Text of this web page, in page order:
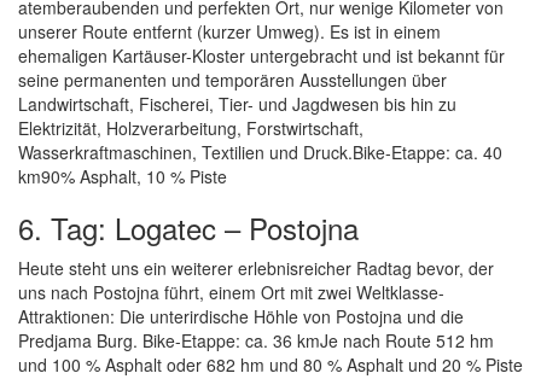
atemberaubenden und perfekten Ort, nur wenige Kilometer von
unserer Route entfernt (kurzer Umweg). Es ist in einem
ehemaligen Kartäuser-Kloster untergebracht und ist bekannt für
seine permanenten und temporären Ausstellungen über
Landwirtschaft, Fischerei, Tier- und Jagdwesen bis hin zu
Elektrizität, Holzverarbeitung, Forstwirtschaft,
Wasserkraftmaschinen, Textilien und Druck.Bike-Etappe: ca. 40
km90% Asphalt, 10 % Piste
6. Tag: Logatec – Postojna
Heute steht uns ein weiterer erlebnisreicher Radtag bevor, der
uns nach Postojna führt, einem Ort mit zwei Weltklasse-
Attraktionen: Die unterirdische Höhle von Postojna und die
Predjama Burg. Bike-Etappe: ca. 36 kmJe nach Route 512 hm
und 100 % Asphalt oder 682 hm und 80 % Asphalt und 20 % Piste